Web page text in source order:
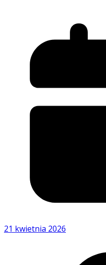
21 kwietnia 2026